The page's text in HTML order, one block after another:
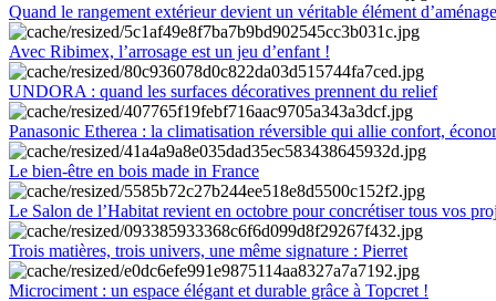
Quand le rangement extérieur devient un véritable élément
Avec Ribimex, l’arrosage est un jeu d’enfant !
UNDORA : quand les surfaces décoratives prennent du relief
Panasonic Etherea : la climatisation réversible qui allie confort,
Le bien-être en bois made in France
Le Salon de l’Habitat revient en octobre pour concrétiser tous vos
Trois matières, trois univers, une même signature : Pierret
Microciment : un espace élégant et durable grâce à Topcret !